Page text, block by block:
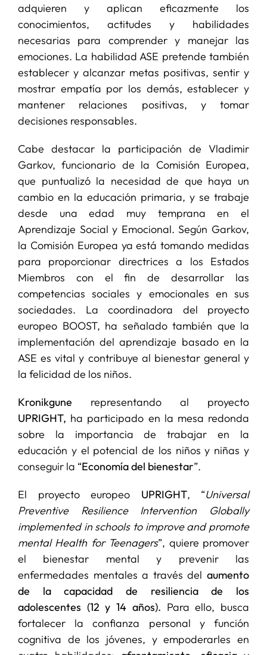
adquieren y aplican eficazmente los
conocimientos, actitudes y habilidades
necesarias para comprender y manejar las
emociones. La habilidad ASE pretende también
establecer y alcanzar metas positivas, sentir y
mostrar empatía por los demás, establecer y
mantener relaciones positivas, y tomar
decisiones responsables.
Cabe destacar la participación de Vladimir
Garkov, funcionario de la Comisión Europea,
que puntualizó la necesidad de que haya un
cambio en la educación primaria, y se trabaje
desde una edad muy temprana en el
Aprendizaje Social y Emocional. Según Garkov,
la Comisión Europea ya está tomando medidas
para proporcionar directrices a los Estados
Miembros con el fin de desarrollar las
competencias sociales y emocionales en sus
sociedades. La coordinadora del proyecto
europeo BOOST, ha señalado también que la
implementación del aprendizaje basado en la
ASE es vital y contribuye al bienestar general y
la felicidad de los niños.
Kronikgune representando al proyecto
UPRIGHT, ha participado en la mesa redonda
sobre la importancia de trabajar en la
educación y el potencial de los niños y niñas y
conseguir la “Economía del bienestar”.
El proyecto europeo UPRIGHT, “Universal
Preventive Resilience Intervention Globally
implemented in schools to improve and promote
mental Health for Teenagers”, quiere promover
el bienestar mental y prevenir las
enfermedades mentales a través del aumento
de la capacidad de resiliencia de los
adolescentes (12 y 14 años). Para ello, busca
fortalecer la confianza personal y función
cognitiva de los jóvenes, y empoderarles en